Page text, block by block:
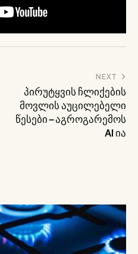
NEXT
პირუტყვის ჩლიქების
მოვლის აუცილებელი
წესები – აგროგარემოს
AI ია